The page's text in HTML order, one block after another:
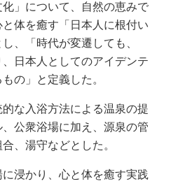
」について、自然の恵みで
体を癒す「日本人に根付い
、「時代が変遷しても、
日本人としてのアイデンテ
の」と定義した。
な入浴方法による温泉の提
公衆浴場に加え、源泉の管
、湯守などとした。
浸かり、心と体を癒す実践